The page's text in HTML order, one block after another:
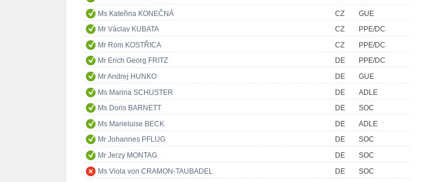
Ms Kateřina KONEČNÁ
CZ
GUE
Mr Václav KUBATA
CZ
PPE/DC
Mr Rom KOSTŘICA
CZ
PPE/DC
Mr Erich Georg FRITZ
DE
PPE/DC
Mr Andrej HUNKO
DE
GUE
Ms Marina SCHUSTER
DE
ADLE
Ms Doris BARNETT
DE
SOC
Ms Marieluise BECK
DE
ADLE
Mr Johannes PFLUG
DE
SOC
Mr Jerzy MONTAG
DE
SOC
Ms Viola von CRAMON-TAUBADEL
DE
SOC